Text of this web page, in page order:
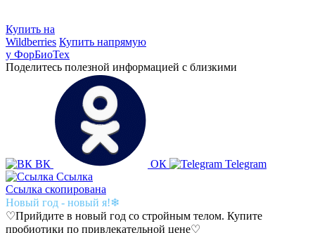
Купить на
Wildberries Купить напрямую
у ФорБиоТех
Поделитесь полезной информацией с близкими
ВК ОК
Telegram
Ссылка
Ссылка скопирована
Новый год - новый я!❄
♡Прийдите в новый год со стройным телом. Купите
пробиотики по привлекательной цене♡